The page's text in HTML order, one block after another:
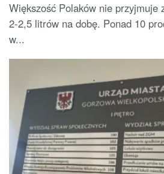
Większość Polaków nie przyjmuje
2-2,5 litrów na dobę. Ponad 10
w...